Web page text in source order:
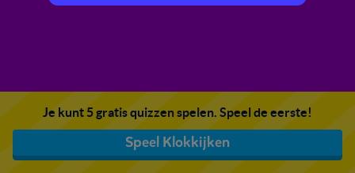
Je kunt 5 gratis quizzen spelen. Speel de eerste!
Speel Klokkijken